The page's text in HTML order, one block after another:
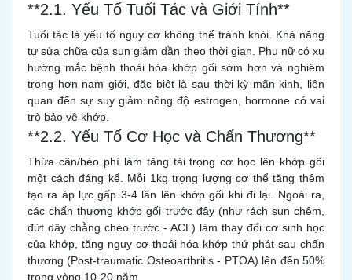
**2.1. Yếu Tố Tuổi Tác và Giới Tính**
Tuổi tác là yếu tố nguy cơ không thể tránh khỏi. Khả năng
tự sửa chữa của sụn giảm dần theo thời gian. Phụ nữ có xu
hướng mắc bệnh thoái hóa khớp gối sớm hơn và nghiêm
trọng hơn nam giới, đặc biệt là sau thời kỳ mãn kinh, liên
quan đến sự suy giảm nồng độ estrogen, hormone có vai
trò bảo vệ khớp.
**2.2. Yếu Tố Cơ Học và Chấn Thương**
Thừa cân/béo phì làm tăng tải trọng cơ học lên khớp gối
một cách đáng kể. Mỗi 1kg trọng lượng cơ thể tăng thêm
tạo ra áp lực gấp 3-4 lần lên khớp gối khi đi lại. Ngoài ra,
các chấn thương khớp gối trước đây (như rách sụn chêm,
đứt dây chằng chéo trước - ACL) làm thay đổi cơ sinh học
của khớp, tăng nguy cơ thoái hóa khớp thứ phát sau chấn
thương (Post-traumatic Osteoarthritis - PTOA) lên đến 50%
trong vòng 10-20 năm.